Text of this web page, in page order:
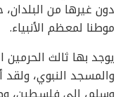
دون غيرها من
موطنا لمعظم الأنبياء.
يوجد بها ثالث
والمسجد النبوي،